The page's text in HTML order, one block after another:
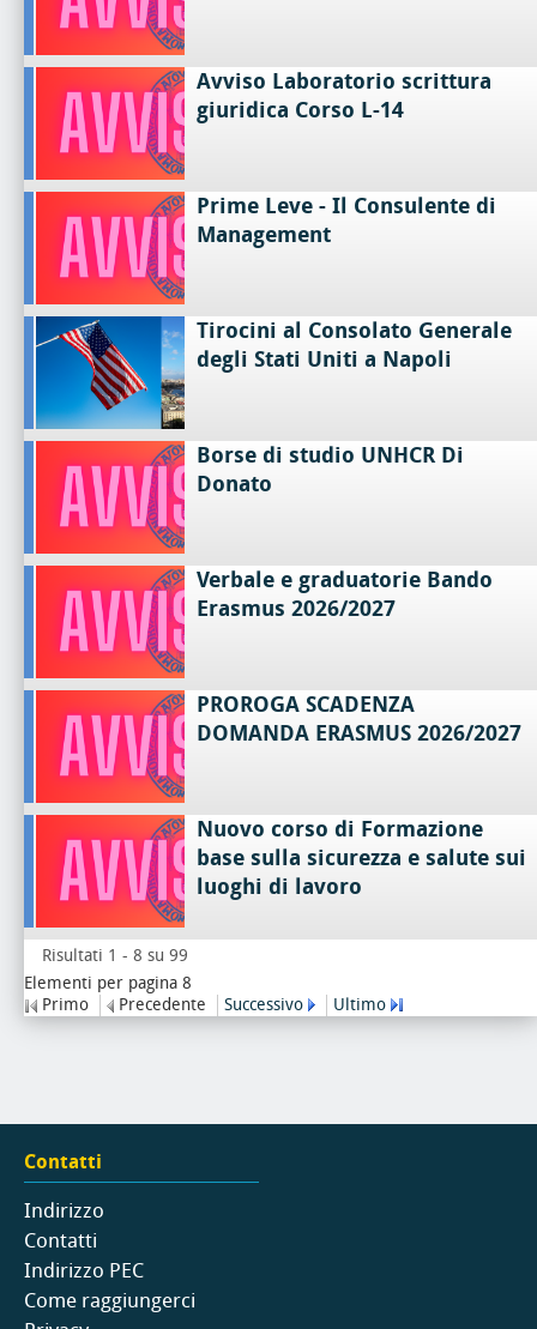
Avviso Laboratorio scrittura
giuridica Corso L-14
Prime Leve - Il Consulente di
Management
Tirocini al Consolato Generale
degli Stati Uniti a Napoli
Borse di studio UNHCR Di
Donato
Verbale e graduatorie Bando
Erasmus 2026/2027
PROROGA SCADENZA
DOMANDA ERASMUS 2026/2027
Nuovo corso di Formazione
base sulla sicurezza e salute sui
luoghi di lavoro
Risultati 1 - 8 su 99
Elementi per pagina 8
Primo
Precedente Successivo Ultimo
Contatti
Indirizzo
Contatti
Indirizzo PEC
Come raggiungerci